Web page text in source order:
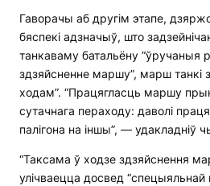
Гаворачы аб другім этапе,
бяспекі адзначыў, што
танкаваму батальёну “ўручаныя
здзяйсненне маршу”, марш танкі
ходам”. “Працягласць маршу
сутачнага пераходу: даволі
палігона на іншы”, — удакладніў
“Таксама ў ходзе здзяйснення
улічваецца досвед